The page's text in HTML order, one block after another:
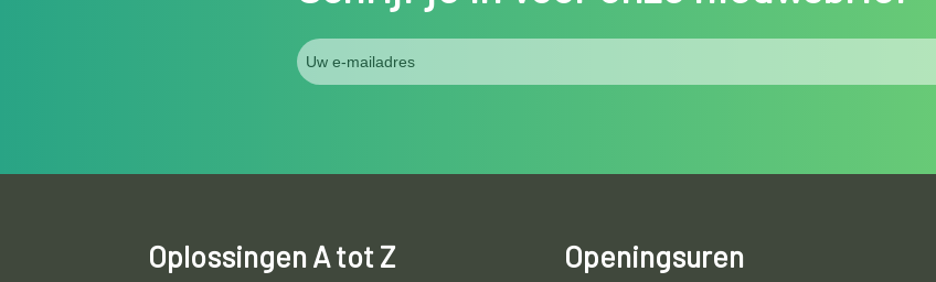
Oplossingen A tot Z Openingsuren